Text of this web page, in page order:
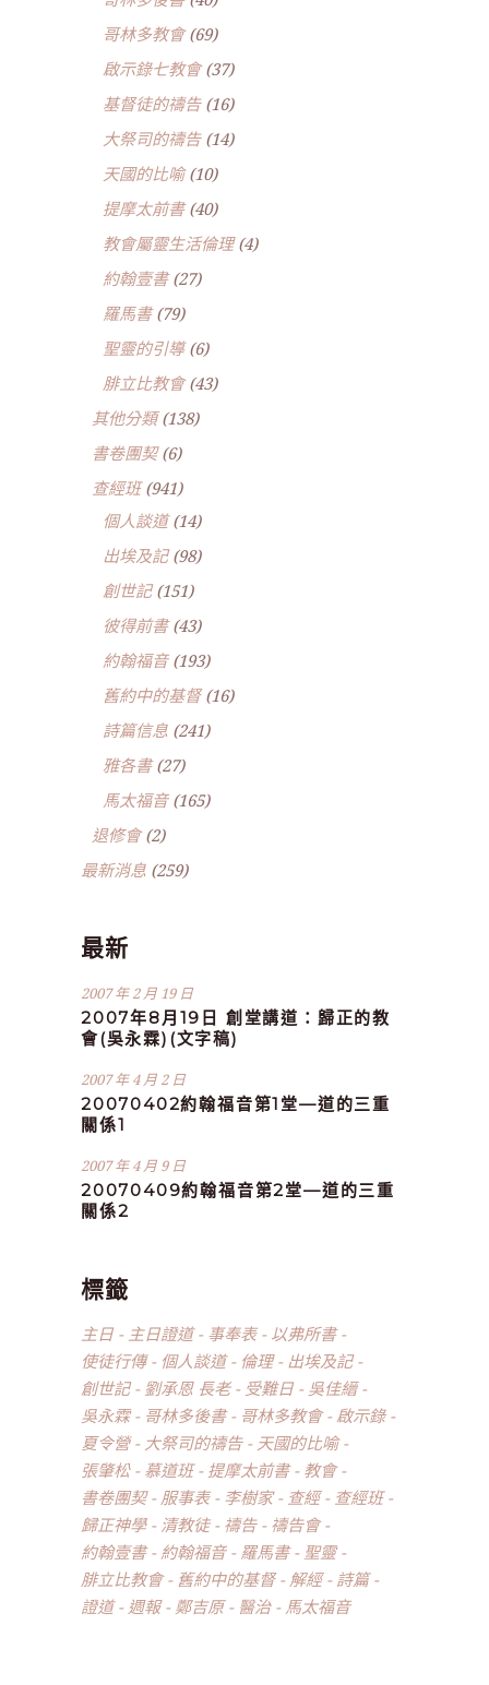
哥林多教會(69)
啟示錄七教會(37)
基督徒的禱告(16)
大祭司的禱告(14)
天國的比喻(10)
提摩太前書(40)
教會屬靈生活倫理(4)
約翰壹書(27)
羅馬書(79)
聖靈的引導(6)
腓立比教會(43)
其他分類(138)
書卷團契(6)
查經班(941)
個人談道(14)
出埃及記(98)
創世記(151)
彼得前書(43)
約翰福音(193)
舊約中的基督(16)
詩篇信息 (241)
雅各書(27)
馬太福音(165)
退修會(2)
最新消息 (259)
最新
2007 年 2 月 19 日
2007年8月19日 創堂講道：歸正的教
會(吳永霖)(文字稿)
2007 年 4 月 2 日
20070402約翰福音第1堂—道的三重
關係1
2007 年 4 月 9 日
20070409約翰福音第2堂—道的三重
關係2
標籤
主日 主日證道 事奉表
以弗所書
使徒行傳
個人談道 倫理
出埃及記
創世記
劉承恩 長老 受難日
吳佳縉
吳永霖
哥林多後書 哥林多教會
啟示錄
夏令營
大祭司的禱告
天國的比喻
張肇松
慕道班 提摩太前書
教會
書卷團契
服事表 李樹家 查經
查經班
歸正神學
清教徒 禱告
禱告會
約翰壹書
約翰福音 羅馬書
聖靈
腓立比教會
舊約中的基督 解經
詩篇
證道
週報 鄭吉原 醫治 馬太福音